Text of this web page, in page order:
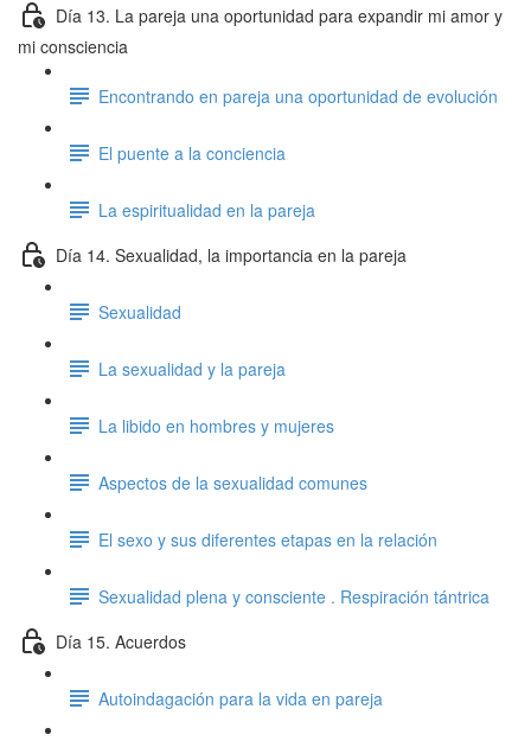
Día 13. La pareja una oportunidad para expandir mi amor y
mi consciencia
Encontrando en pareja una oportunidad de evolución
El puente a la conciencia
La espiritualidad en la pareja
Día 14. Sexualidad, la importancia en la pareja
Sexualidad
La sexualidad y la pareja
La libido en hombres y mujeres
Aspectos de la sexualidad comunes
El sexo y sus diferentes etapas en la relación
Sexualidad plena y consciente . Respiración tántrica
Día 15. Acuerdos
Autoindagación para la vida en pareja